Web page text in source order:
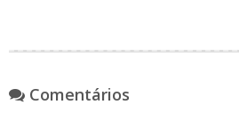
Comentários